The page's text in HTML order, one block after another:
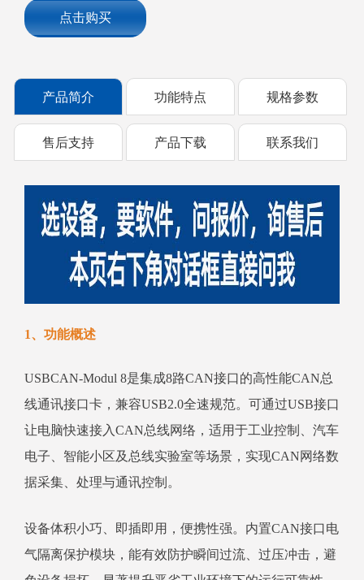
点击购买
产品简介 功能特点 规格参数
售后支持 产品下载 联系我们
1、功能概述
USBCAN-Modul 8是集成8路CAN接口的高性能CAN总
线通讯接口卡，兼容USB2.0全速规范。可通过USB接口
让电脑快速接入CAN总线网络，适用于工业控制、汽车
电子、智能小区及总线实验室等场景，实现CAN网络数
据采集、处理与通讯控制。
设备体积小巧、即插即用，便携性强。内置CAN接口电
气隔离保护模块，能有效防护瞬间过流、过压冲击，避